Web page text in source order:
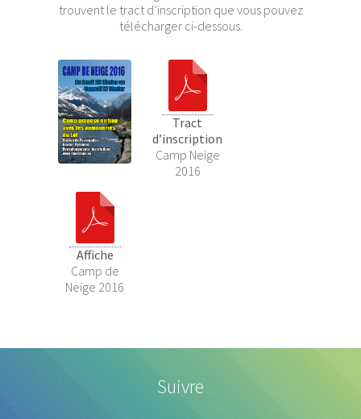
trouvent le tract d’inscription que vous pouvez
télécharger ci-dessous.
Tract
d’inscription
Camp Neige
2016
Affiche
Camp de
Neige 2016
Suivre